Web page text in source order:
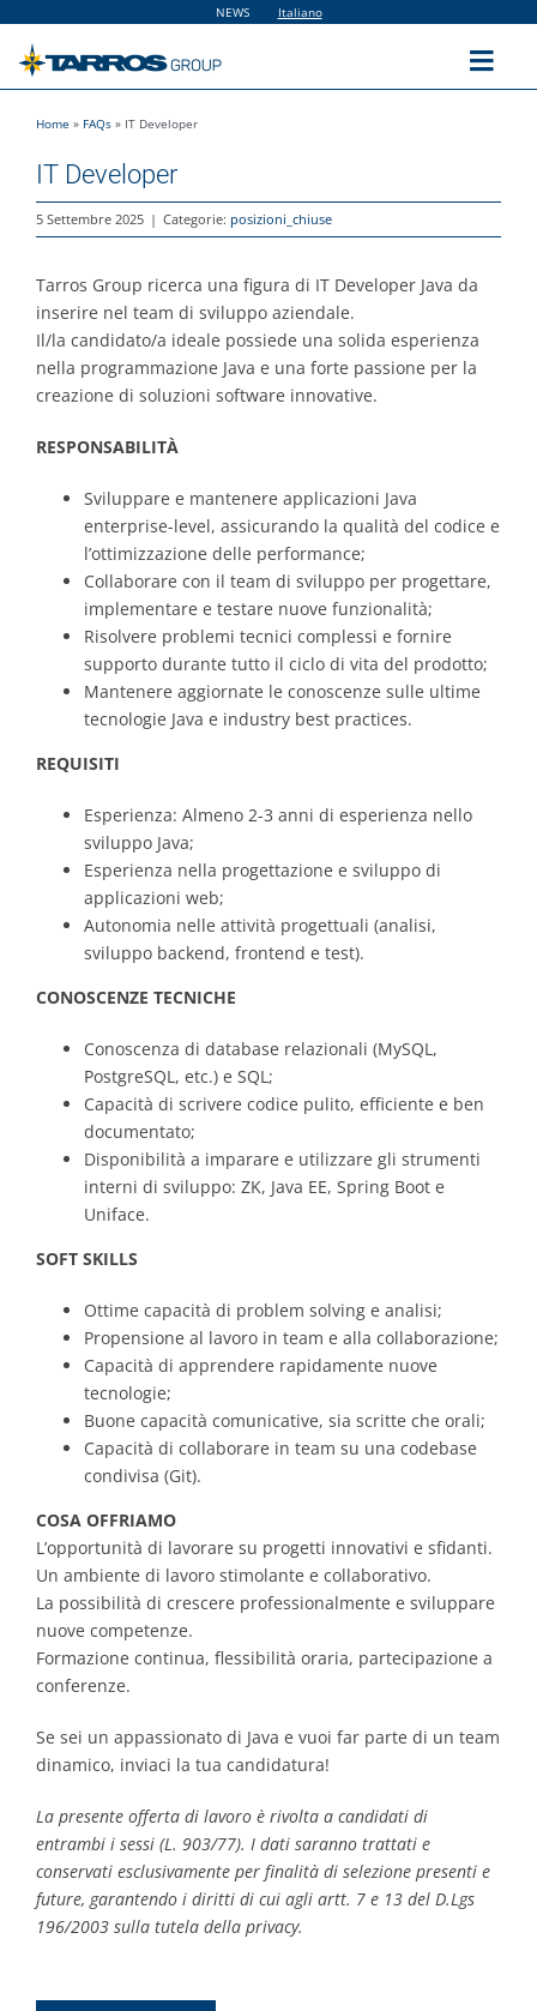
contenuto
NEWS Italiano
The Group
Solutions
Utilities
People
Contacts
Home » FAQs» IT Developer
IT Developer
5 Settembre 2025 | Categorie: posizioni_chiuse
Tarros Group ricerca una figura di IT Developer Java da
inserire nel team di sviluppo aziendale.
Il/la candidato/a ideale possiede una solida esperienza
nella programmazione Java e una forte passione per la
creazione di soluzioni software innovative.
RESPONSABILITÀ
Sviluppare e mantenere applicazioni Java
enterprise-level, assicurando la qualità del codice e
l’ottimizzazione delle performance;
Collaborare con il team di sviluppo per progettare,
implementare e testare nuove funzionalità;
Risolvere problemi tecnici complessi e fornire
supporto durante tutto il ciclo di vita del prodotto;
Mantenere aggiornate le conoscenze sulle ultime
tecnologie Java e industry best practices.
REQUISITI
Esperienza: Almeno 2-3 anni di esperienza nello
sviluppo Java;
Esperienza nella progettazione e sviluppo di
applicazioni web;
Autonomia nelle attività progettuali (analisi,
sviluppo backend, frontend e test).
CONOSCENZE TECNICHE
Conoscenza di database relazionali (MySQL,
PostgreSQL, etc.) e SQL;
Capacità di scrivere codice pulito, efficiente e ben
documentato;
Disponibilità a imparare e utilizzare gli strumenti
interni di sviluppo: ZK, Java EE, Spring Boot e
Uniface.
SOFT SKILLS
Ottime capacità di problem solving e analisi;
Propensione al lavoro in team e alla collaborazione;
Capacità di apprendere rapidamente nuove
tecnologie;
Buone capacità comunicative, sia scritte che orali;
Capacità di collaborare in team su una codebase
condivisa (Git).
COSA OFFRIAMO
L’opportunità di lavorare su progetti innovativi e sfidanti.
Un ambiente di lavoro stimolante e collaborativo.
La possibilità di crescere professionalmente e sviluppare
nuove competenze.
Formazione continua, flessibilità oraria, partecipazione a
conferenze.
Se sei un appassionato di Java e vuoi far parte di un team
dinamico, inviaci la tua candidatura!
La presente offerta di lavoro è rivolta a candidati di
entrambi i sessi (L. 903/77). I dati saranno trattati e
conservati esclusivamente per finalità di selezione presenti e
future, garantendo i diritti di cui agli artt. 7 e 13 del D.Lgs
196/2003 sulla tutela della privacy.